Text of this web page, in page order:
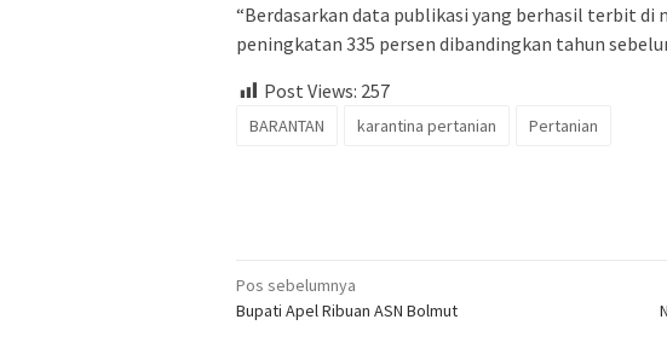
“Berdasarkan data publikasi yang berhasil terbit di
peningkatan 335 persen dibandingkan tahun
Post Views: 257
BARANTAN karantina pertanian Pertanian
Navigasi
pos
Pos sebelumnya
Bupati Apel Ribuan ASN Bolmut